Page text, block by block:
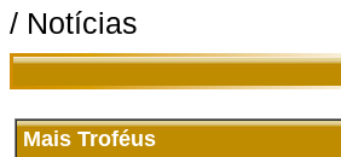
/ Notícias
Mais Troféus